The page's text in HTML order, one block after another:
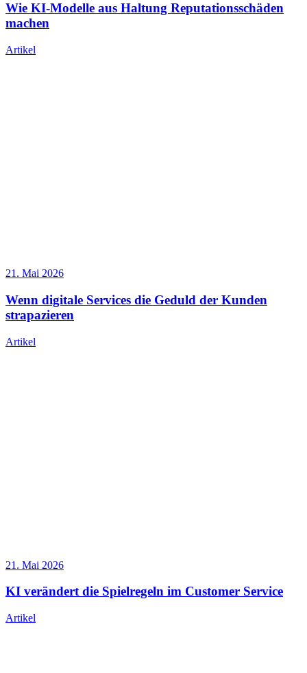
Wie KI-Modelle aus Haltung Reputationsschäden
machen
Artikel
21. Mai 2026
Wenn digitale Services die Geduld der Kunden
strapazieren
Artikel
21. Mai 2026
KI verändert die Spielregeln im Customer Service
Artikel